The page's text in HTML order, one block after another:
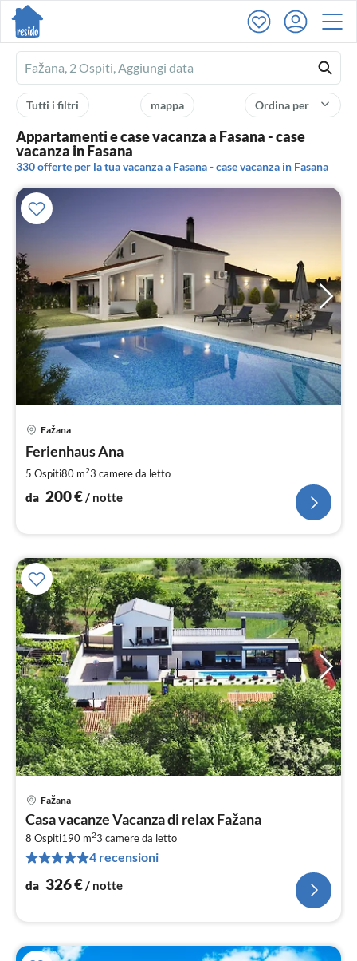
Ferienhausmiete
logo
Ordina per
mappa
Tutti i filtri
Appartamenti e case vacanza a Fasana - case
vacanza in Fasana
330 offerte per la tua vacanza a Fasana - case vacanza in Fasana
Fažana
Ferienhaus Ana
5 Ospiti80 m23 camere da letto
da 200€/ notte
Fažana
Casa vacanze Vacanza di relax Fažana
8 Ospiti190 m23 camere da letto
4 recensioni
da 326€/ notte